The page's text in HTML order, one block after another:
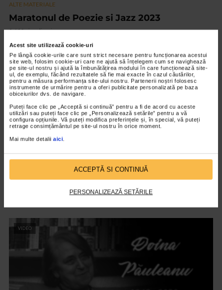
Acest site utilizează cookie-uri
Pe lângă cookie-urile care sunt strict necesare pentru funcționarea acestui
site web, folosim cookie-uri care ne ajută să înțelegem cum se navighează
pe site-ul nostru și ajută la îmbunătățirea modului în care funcționează site-
ul, de exemplu, făcând rezultatele să fie mai exacte în cazul căutărilor,
pentru a măsura performanța site-ului nostru. Partenerii noștri folosesc
instrumente de urmărire pentru a oferi publicitate personalizată pe baza
obiceiurilor dvs. de navigare.
Puteți face clic pe „Acceptă si continuă” pentru a fi de acord cu aceste
utilizări sau puteți face clic pe „Personalizează setările” pentru a vă
configura opțiunile. Vă puteți modifica preferințele și, în special, vă puteți
retrage consimțământul pe site-ul nostru în orice moment.
Mai multe detalii aici.
ACCEPTĂ SI CONTINUĂ
PERSONALIZEAZĂ SETĂRILE
ALTE MATERIALE
Maratonul de Poezie si Jazz 2023
1.611 vizualizari
VIDEO
Art Safari 2021 – editia a VIII a
VIDEO